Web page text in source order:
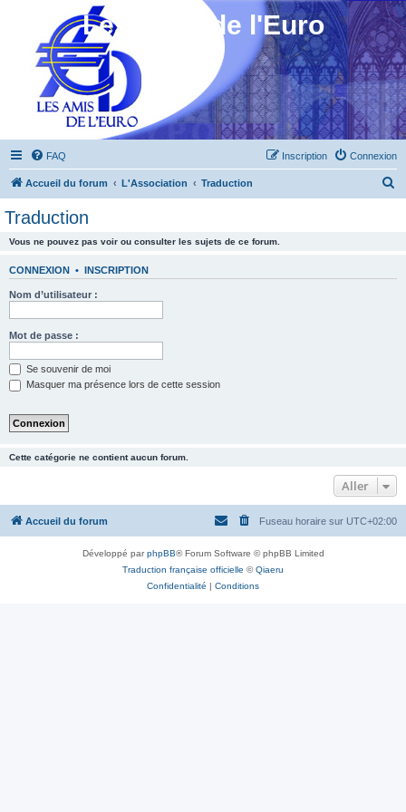
Les Amis de l'Euro
FAQ Connexion
Inscription
Accueil du forum L'Association Traduction
Traduction
Vous ne pouvez pas voir ou consulter les sujets de ce forum.
CONNEXION • INSCRIPTION
Nom d’utilisateur :
Mot de passe :
Se souvenir de moi
Masquer ma présence lors de cette session
Cette catégorie ne contient aucun forum.
Aller
Accueil du forum Fuseau horaire sur UTC+02:00
Développé parphpBB® Forum Software © phpBB Limited
Traduction française officielle ©Qiaeru
Confidentialité | Conditions